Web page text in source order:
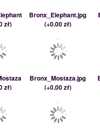
zł)
Bronx_Elephant.jpg
(+0,00 zł)
zł)
Bronx_Mostaza.jpg
(+0,00 zł)